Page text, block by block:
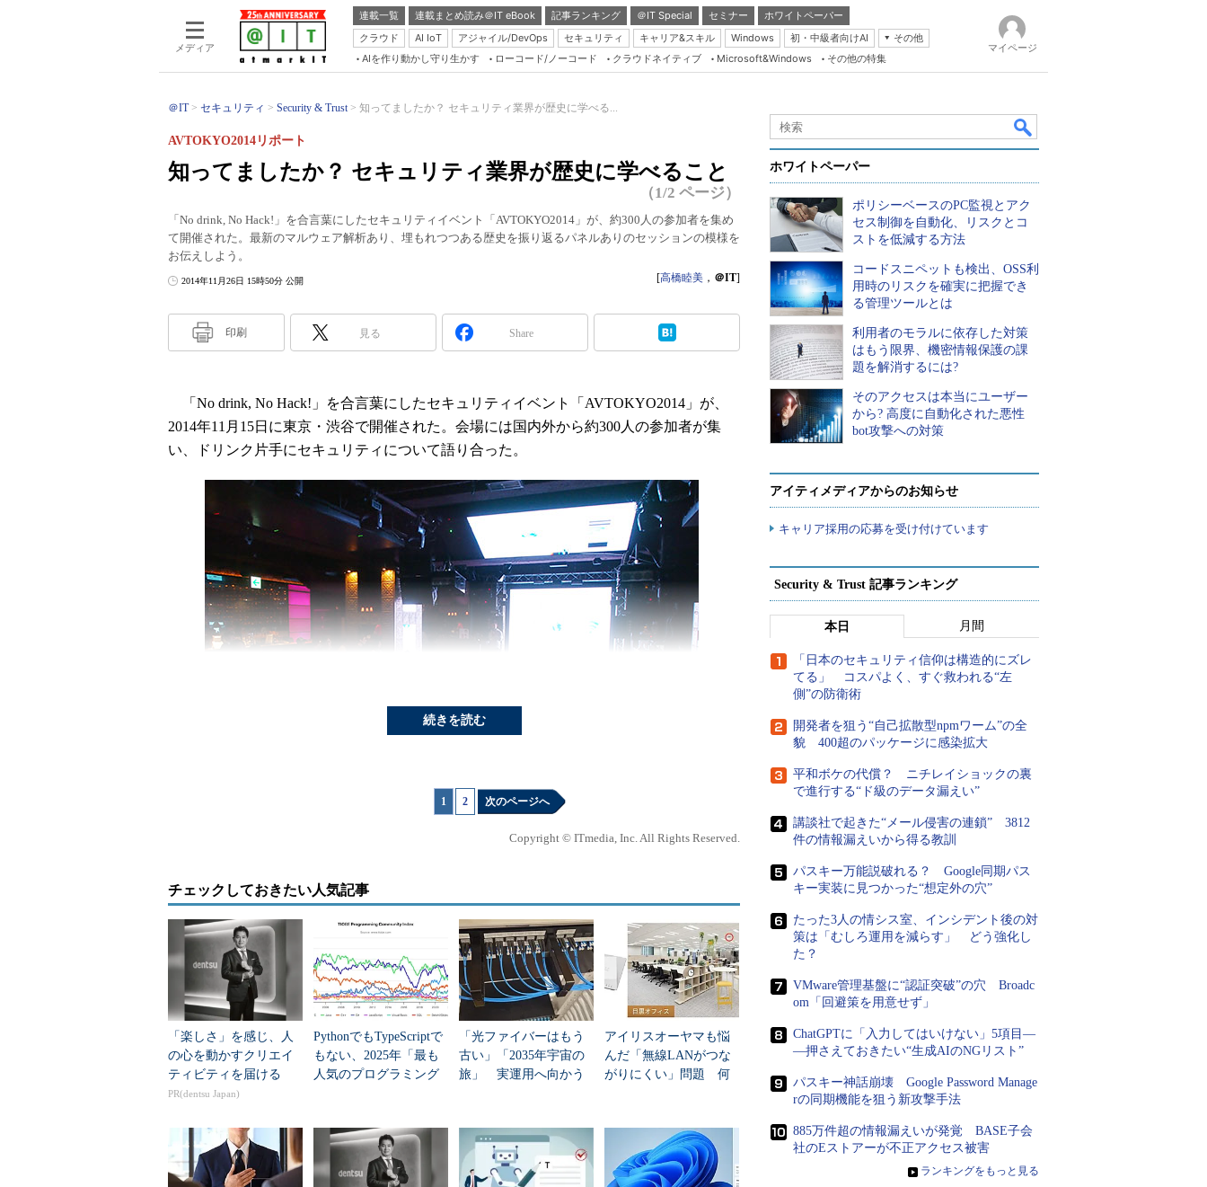
メディア
連載一覧 連載まとめ読み＠IT eBook 記事ランキング ＠IT Special セミナー
ホワイトペーパー
クラウド
AI IoT アジャイル/DevOps セキュリティ キャリア&スキル Windows 初・中級者向けAI
その他
Server & Storage
Java Agile
Database Expert
Linux ＆ OSS
Master of IP Network
Security & Trust
AIを作り動かし守り生かす ローコード/ノーコード クラウドネイティブ Microsoft&Windows その他の特集
マイページ
＠IT セキュリティ Security & Trust 知ってましたか？ セキュリティ業界が歴史に学べる...
知ってましたか？ セキュリティ業界が歴史に学べること
AVTOKYO2014リポート
（1/2 ページ）
「No drink, No Hack!」を合言葉にしたセキュリティイベント「AVTOKYO2014」が、約300人の参加者を集め
て開催された。最新のマルウェア解析あり、埋もれつつある歴史を振り返るパネルありのセッションの模様を
お伝えしよう。
2014年11月26日 15時50分 公開 [高橋睦美 ， ＠IT]
印刷 見る Share
「No drink, No Hack!」を合言葉にしたセキュリティイベント「AVTOKYO2014」が、
2014年11月15日に東京・渋谷で開催された。会場には国内外から約300人の参加者が集
い、ドリンク片手にセキュリティについて語り合った。
今回のイベントでは、スピーカーによるセッションと並行して、会場の一隅に「バグ
板に対し、パスワードクラックが可能かどうかを試すというものだ。見事成功者が出
て、賞品のビールを手に入れていた。
続きを読む
1 2 次のページへ
Copyright © ITmedia, Inc. All Rights Reserved.
チェックしておきたい人気記事
「楽しさ」を感じ、人
の心を動かすクリエイ
ティビティを届ける
PR(dentsu Japan)
PythonでもTypeScriptで
もない、2025年「最も
人気のプログラミング
「光ファイバーはもう
古い」「2035年宇宙の
旅」 実運用へ向かう
アイリスオーヤマも悩
んだ「無線LANがつな
がりにくい」問題 何
ホワイトペーパー
ポリシーベースのPC監視とアク
セス制御を自動化、リスクとコ
ストを低減する方法
コードスニペットも検出、OSS利
用時のリスクを確実に把握でき
る管理ツールとは
利用者のモラルに依存した対策
はもう限界、機密情報保護の課
題を解消するには?
そのアクセスは本当にユーザー
から? 高度に自動化された悪性
bot攻撃への対策
アイティメディアからのお知らせ
キャリア採用の応募を受け付けています
Security & Trust 記事ランキング
本日 月間
「日本のセキュリティ信仰は構造的にズレ
てる」 コスパよく、すぐ救われる“左
側”の防衛術
開発者を狙う“自己拡散型npmワーム”の全
貌 400超のパッケージに感染拡大
平和ボケの代償？ ニチレイショックの裏
で進行する“ド級のデータ漏えい”
講談社で起きた“メール侵害の連鎖” 3812
件の情報漏えいから得る教訓
パスキー万能説破れる？ Google同期パス
キー実装に見つかった“想定外の穴”
たった3人の情シス室、インシデント後の対
策は「むしろ運用を減らす」 どう強化し
た？
VMware管理基盤に“認証突破”の穴 Broadc
om「回避策を用意せず」
ChatGPTに「入力してはいけない」5項目―
―押さえておきたい“生成AIのNGリスト”
パスキー神話崩壊 Google Password Manage
rの同期機能を狙う新攻撃手法
885万件超の情報漏えいが発覚 BASE子会
社のEストアーが不正アクセス被害
» ランキングをもっと見る